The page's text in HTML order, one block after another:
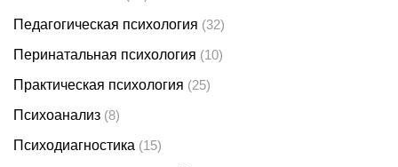
Педагогическая психология (32)
Перинатальная психология (10)
Практическая психология (25)
Психоанализ (8)
Психодиагностика (15)